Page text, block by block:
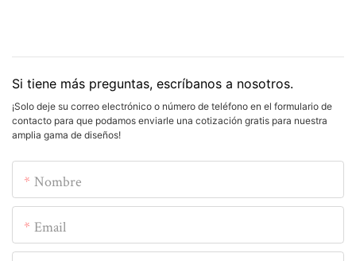
Si tiene más preguntas, escríbanos a nosotros.
¡Solo deje su correo electrónico o número de teléfono en el formulario de
contacto para que podamos enviarle una cotización gratis para nuestra
amplia gama de diseños!
Nombre
Email